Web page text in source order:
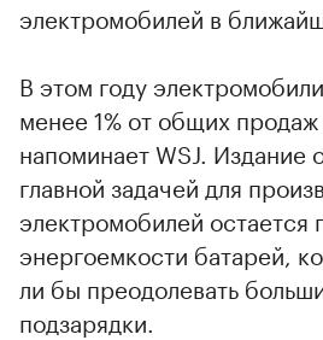
электромобилей в
В этом году
менее 1% от общих
напоминает WSJ. Издание
главной задачей для
электромобилей
энергоемкости батарей,
ли бы преодолевать
подзарядки.